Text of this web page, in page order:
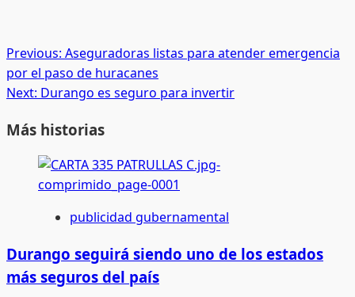
Post
navigation
Previous: Aseguradoras listas para atender emergencia
por el paso de huracanes
Next: Durango es seguro para invertir
Más historias
publicidad gubernamental
Durango seguirá siendo uno de los estados
más seguros del país